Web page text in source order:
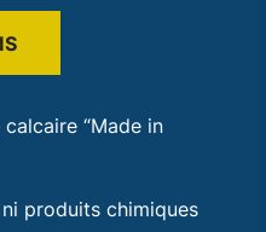
“Made in
produits chimiques